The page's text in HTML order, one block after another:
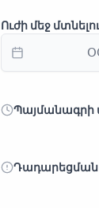
Ուժի մեջ
Պայմանագրի
Դադարեցման